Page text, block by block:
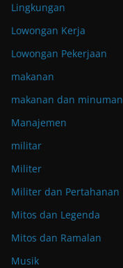
Lingkungan
Lowongan Kerja
Lowongan Pekerjaan
makanan
makanan dan minuman
Manajemen
militar
Militer
Militer dan Pertahanan
Mitos dan Legenda
Mitos dan Ramalan
Musik